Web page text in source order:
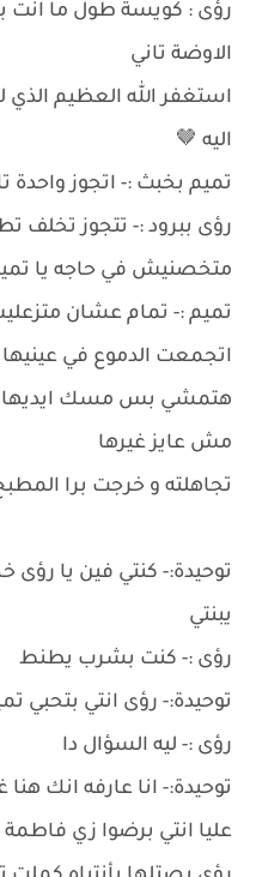
رؤى : كويسة طول ما انت
الاوضة تاني
استغفر الله العظيم الذي
اليه 🤎
تميم بخبث :- اتجوز واحدة
رؤى ببرود :- تتجوز
متخصنيش في حاجه يا
تميم :- تمام عشان
اتجمعت الدموع في
هتمشي بس مسك ايديها :-
مش عايز غيرها
تجاهلته و خرجت برا
توحيدة:- كنتي فين يا
يبنتي
رؤى :- كنت بشرب يطنط
توحيدة:- رؤى انتي بتحبي
رؤى :- ليه السؤال دا
توحيدة:- انا عارفه انك
عليا انتي برضوا زي فاطمة